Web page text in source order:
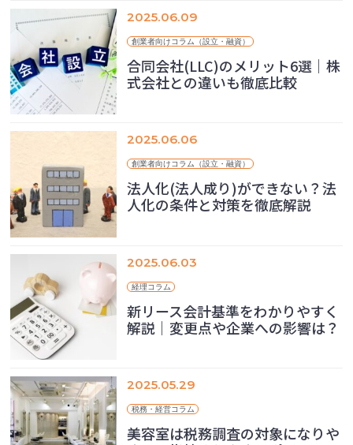
2025.06.09
創業者向けコラム（設立・融資）
合同会社(LLC)のメリット6選｜株
式会社との違いも徹底比較
2025.06.06
創業者向けコラム（設立・融資）
法人化(法人成り)ができない？法
人化の条件と対策を徹底解説
2025.06.03
経理コラム
新リース会計基準をわかりやすく
解説｜変更点や企業への影響は？
2025.05.29
税務・経営コラム
美容室は税務調査の対象になりや